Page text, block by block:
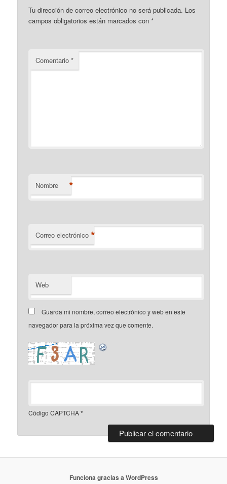
Tu dirección de correo electrónico no será publicada. Los
campos obligatorios están marcados con*
Comentario*
Nombre *
Correo electrónico *
Web
Guarda mi nombre, correo electrónico y web en este
navegador para la próxima vez que comente.
Código CAPTCHA*
Funciona gracias a WordPress